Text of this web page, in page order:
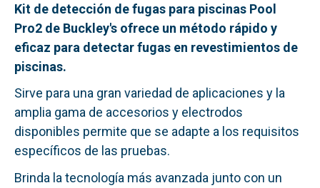
Kit de detección de fugas para piscinas Pool
Pro2 de Buckley's ofrece un método rápido y
eficaz para detectar fugas en revestimientos de
piscinas.
Sirve para una gran variedad de aplicaciones y la
amplia gama de accesorios y electrodos
disponibles permite que se adapte a los requisitos
específicos de las pruebas.
Brinda la tecnología más avanzada junto con un